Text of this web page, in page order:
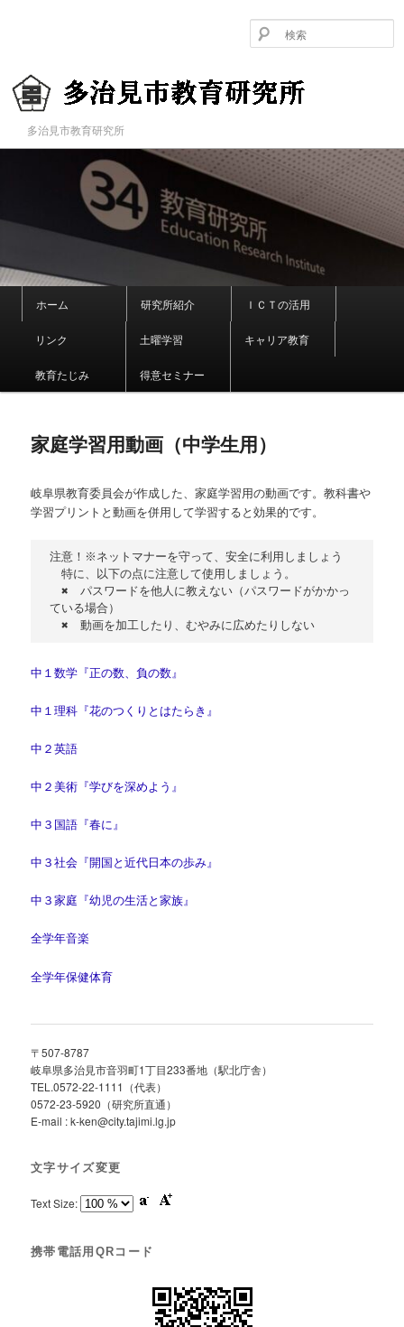
多治見市教育研究所
多治見市教育研究所
ュ
ホーム 研究所紹介 ＩＣＴの活用
リンク 土曜学習 キャリア教育
教育たじみ 得意セミナー
家庭学習用動画（中学生用）
岐阜県教育委員会が作成した、家庭学習用の動画です。教科書や
学習プリントと動画を併用して学習すると効果的です。
注意！※ネットマナーを守って、安全に利用しましょう
特に、以下の点に注意して使用しましょう。
✖　パスワードを他人に教えない（パスワードがかかっ
ている場合）
✖　動画を加工したり、むやみに広めたりしない
中１数学『正の数、負の数』
中１理科『花のつくりとはたらき』
中２英語
中２美術『学びを深めよう』
中３国語『春に』
中３社会『開国と近代日本の歩み』
中３家庭『幼児の生活と家族』
全学年音楽
全学年保健体育
〒507-8787
岐阜県多治見市音羽町1丁目233番地（駅北庁舎）
TEL.0572-22-1111（代表）
0572-23-5920（研究所直通）
E-mail : k-ken@city.tajimi.lg.jp
文字サイズ変更
Text Size:
携帯電話用QRコード